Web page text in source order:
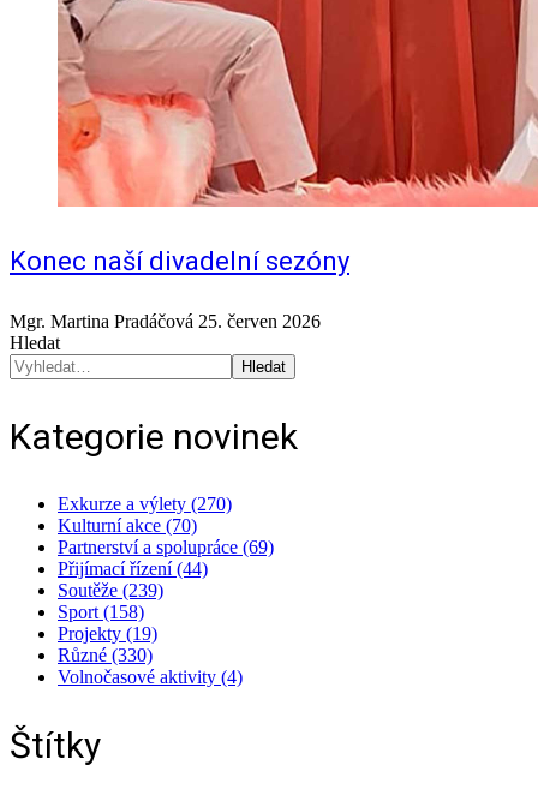
Konec naší divadelní sezóny
Mgr. Martina Pradáčová 25. červen 2026
Hledat
Hledat
Kategorie novinek
Exkurze a výlety (270)
Kulturní akce (70)
Partnerství a spolupráce (69)
Přijímací řízení (44)
Soutěže (239)
Sport (158)
Projekty (19)
Různé (330)
Volnočasové aktivity (4)
Štítky